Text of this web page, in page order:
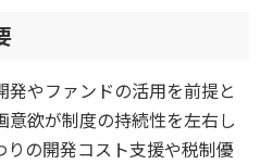
やファンドの活用を前提と
意欲が制度の持続性を左右し
りの開発コスト支援や税制優